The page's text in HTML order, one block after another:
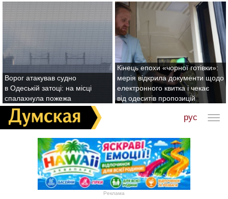
Ворог атакував судно
в Одеській затоці: на місці
спалахнула пожежа
Кінець епохи «чорної готівки»:
мерія відкрила документи щодо
електронного квитка і чекає
від одеситів пропозицій
рус
Реклама